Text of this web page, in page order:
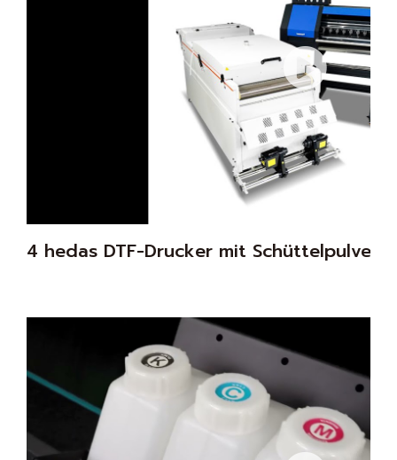
4 hedas DTF-Drucker mit